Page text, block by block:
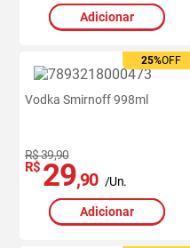
Adicionar
25%OFF
Vodka Smirnoff 998ml
R$ 39,90
R$ 29,90 /Un.
Adicionar